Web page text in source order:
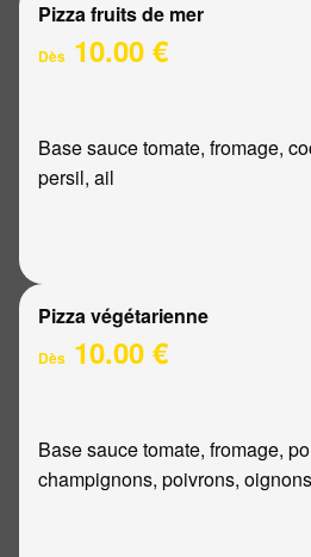
Pizza fruits de mer
Dès 10.00 €
Base sauce tomate, fromage,
persil, ail
Pizza végétarienne
Dès 10.00 €
Base sauce tomate, fromage,
champignons, poivrons,